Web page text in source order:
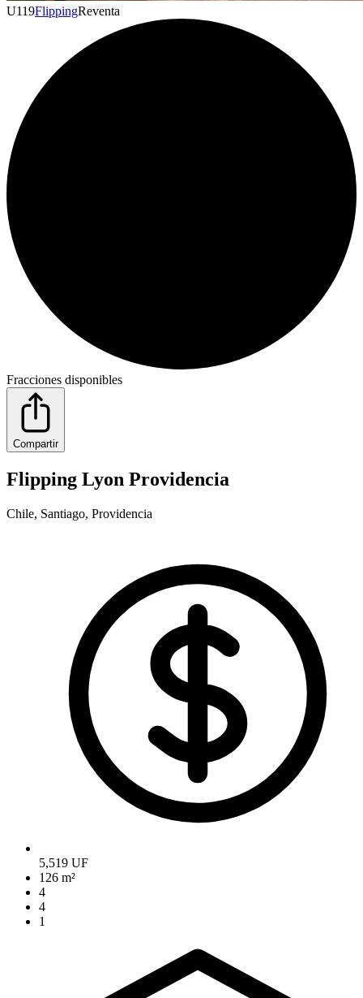
U119FlippingReventa
Fracciones disponibles
Compartir
Flipping Lyon Providencia
Chile, Santiago, Providencia
5,519 UF
126 m²
4
4
1